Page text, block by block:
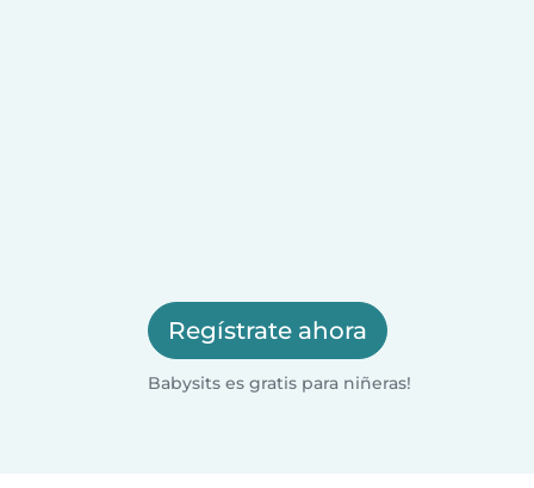
Regístrate ahora
Babysits es gratis para niñeras!